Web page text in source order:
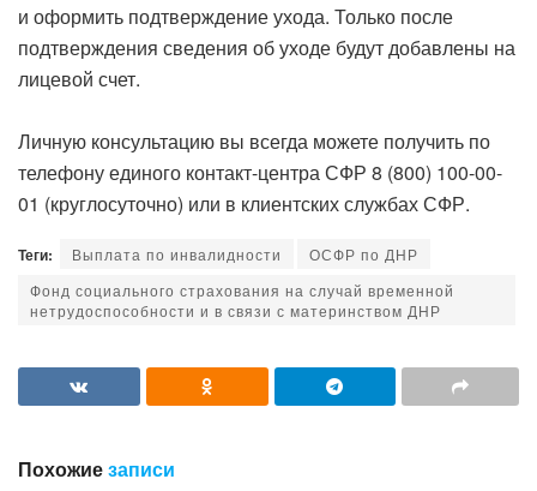
и оформить подтверждение ухода. Только после
подтверждения сведения об уходе будут добавлены на
лицевой счет.
Личную консультацию вы всегда можете получить по
телефону единого контакт-центра СФР 8 (800) 100-00-
01 (круглосуточно) или в клиентских службах СФР.
Теги: Выплата по инвалидности
ОСФР по ДНР
Фонд социального страхования на случай временной
нетрудоспособности и в связи с материнством ДНР
Похожиезаписи